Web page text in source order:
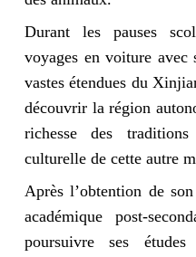
Durant les pauses
voyages en voiture avec
vastes étendues du
découvrir la région
richesse des
culturelle de cette autre
Après l’obtention de
académique post-
poursuivre ses